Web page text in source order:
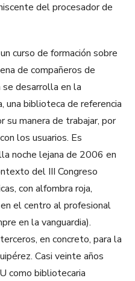
del procesador de
curso de formación sobre
de compañeros de
se desarrolla en la
una biblioteca de referencia
su manera de trabajar, por
los usuarios. Es
noche lejana de 2006 en
del III Congreso
con alfombra roja,
el centro al profesional
en la vanguardia).
en concreto, para la
Casi veinte años
como bibliotecaria